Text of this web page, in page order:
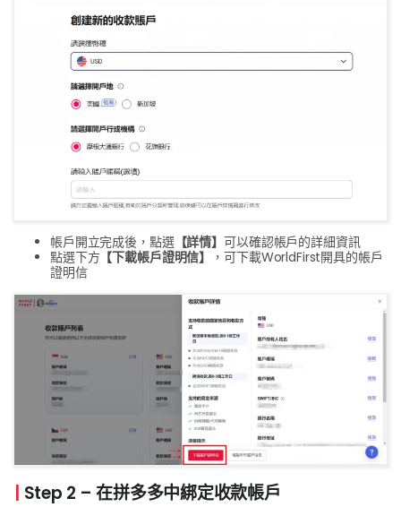
帳戶開立完成後，點選【詳情】可以確認帳戶的詳細資訊
點選下方 【下載帳戶證明信】
，可下載WorldFirst開具的帳戶
證明信
Step 2 – 在拼多多中綁定收款帳戶